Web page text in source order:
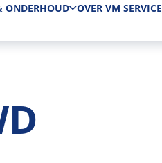
ONDERHOUD OVER VM SERVICE